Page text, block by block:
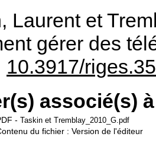
Laurentet
gérer des
10.3917/
associé(s)
- Taskin et Tremblay_2010_G.pdf
du fichier : Version de l'éditeur